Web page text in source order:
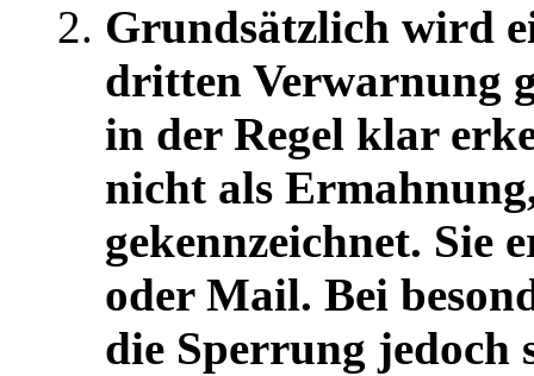
Grundsätzlich wird
dritten Verwarnung
in der Regel klar
nicht als
gekennzeichnet. Sie
oder Mail. Bei
die Sperrung jedoch